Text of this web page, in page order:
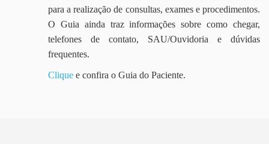
para a realização de consultas, exames e procedimentos.
O Guia ainda traz informações sobre como chegar,
telefones de contato, SAU/Ouvidoria e dúvidas
frequentes.
Clique e confira o Guia do Paciente.